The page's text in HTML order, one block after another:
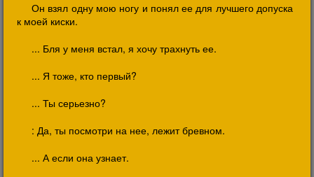
Он взял одну мою ногу и понял ее для лучшего допуска
к моей киски.
... Бля у меня встал, я хочу трахнуть ее.
... Я тоже, кто первый?
... Ты серьезно?
: Да, ты посмотри на нее, лежит бревном.
... А если она узнает.